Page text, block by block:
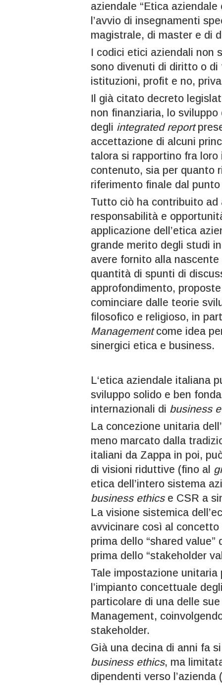
aziendale “Etica
l’avvio di insegnamenti
magistrale, di master e di
I codici etici aziendali non
sono divenuti di diritto o
istituzioni, profit e no,
Il già citato decreto
non finanziaria, lo
degli integrated report
accettazione di alcuni
talora si rapportino fra loro
contenuto, sia per quanto
riferimento finale dal
Tutto ciò ha contribuito ad
responsabilità e
applicazione dell’etica
grande merito degli studi
avere fornito alla
quantità di spunti di
approfondimento,
cominciare dalle teorie
filosofico e religioso, in
Managementcome idea
sinergici etica e business.
L‘etica aziendale italiana
sviluppo solido e ben
internazionali di business
La concezione unitaria
meno marcato dalla
italiani da Zappa in poi,
di visioni riduttive (fino al
etica dell’intero sistema
business ethicse CSR a
La visione sistemica
avvicinare così al concetto
prima dello “shared value”
prima dello “stakeholder
Tale impostazione
l’impianto concettuale
particolare di una delle
Management,
stakeholder.
Già una decina di anni fa
business ethics, ma
dipendenti verso